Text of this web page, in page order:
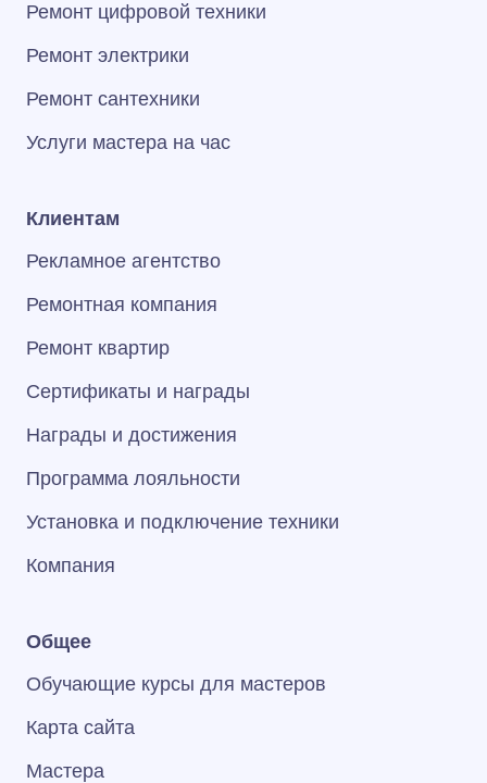
Ремонт цифровой техники
Ремонт электрики
Ремонт сантехники
Услуги мастера на час
Клиентам
Рекламное агентство
Ремонтная компания
Ремонт квартир
Сертификаты и награды
Награды и достижения
Программа лояльности
Установка и подключение техники
Компания
Общее
Обучающие курсы для мастеров
Карта сайта
Мастера